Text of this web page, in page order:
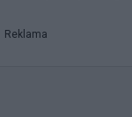
Reklama